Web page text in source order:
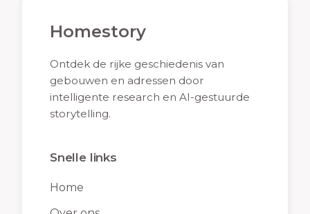
Homestory
Ontdek de rijke geschiedenis van
gebouwen en adressen door
intelligente research en AI-gestuurde
storytelling.
Snelle links
Home